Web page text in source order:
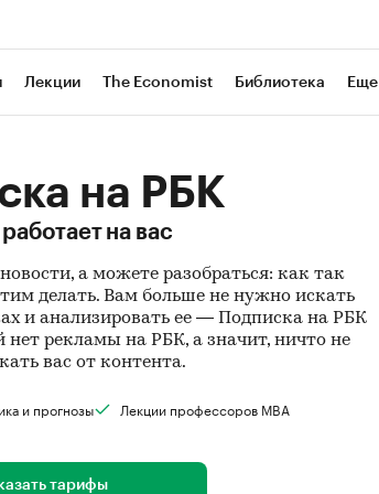
Лекции The Economist Библиотека Еще
на РБК
на вас
а можете разобраться: как так
делать. Вам больше не нужно искать
и анализировать ее — Подписка на РБК
нет рекламы на РБК, а значит, ничто не
вас от контента.
и прогнозы Лекции профессоров MBA
тарифы